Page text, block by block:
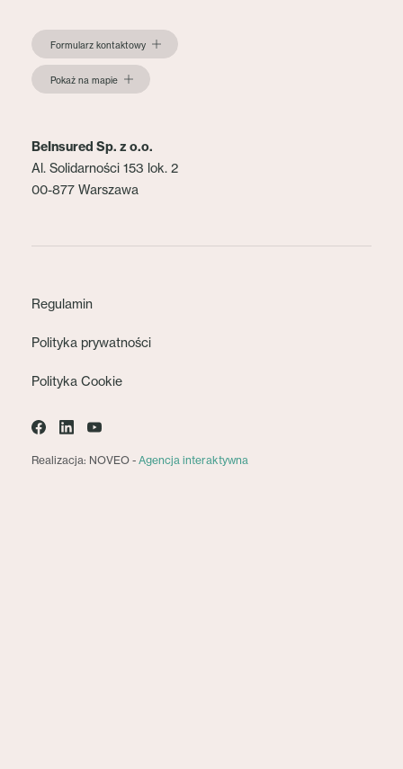
Formularz kontaktowy
Pokaż na mapie
BeInsured Sp. z o.o.
Al. Solidarności 153 lok. 2
00-877 Warszawa
Regulamin
Polityka prywatności
Polityka Cookie
Realizacja: NOVEO - Agencja interaktywna